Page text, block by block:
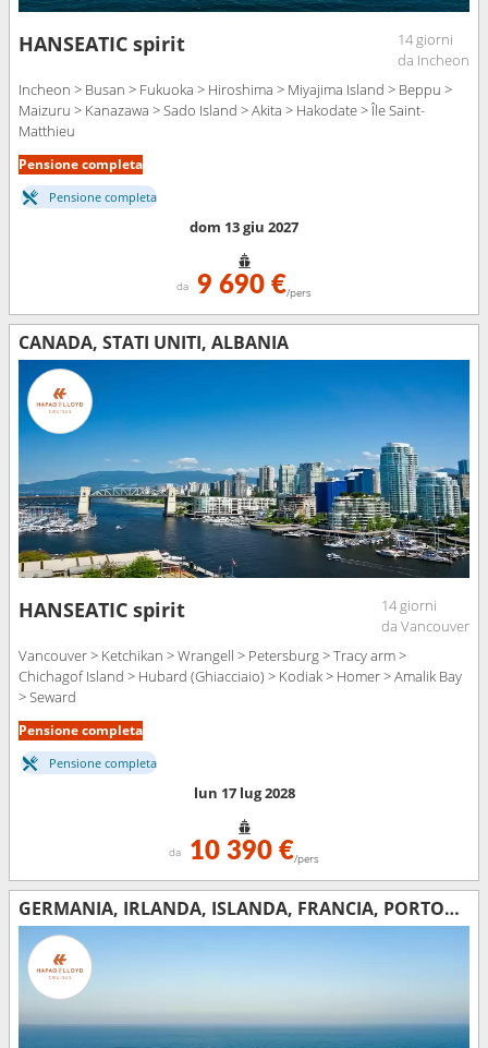
HANSEATIC spirit
14 giorni
da Incheon
Incheon > Busan > Fukuoka > Hiroshima > Miyajima Island > Beppu >
Maizuru > Kanazawa > Sado Island > Akita > Hakodate > Île Saint-
Matthieu
Pensione completa
Pensione completa
dom 13 giu 2027
da 9 690 €/pers
CANADA, STATI UNITI, ALBANIA
HANSEATIC spirit
14 giorni
da Vancouver
Vancouver > Ketchikan > Wrangell > Petersburg > Tracy arm >
Chichagof Island > Hubard (Ghiacciaio) > Kodiak > Homer > Amalik Bay
> Seward
Pensione completa
Pensione completa
lun 17 lug 2028
da 10 390 €/pers
GERMANIA, IRLANDA, ISLANDA, FRANCIA, PORTOGALLO, SPAGNA